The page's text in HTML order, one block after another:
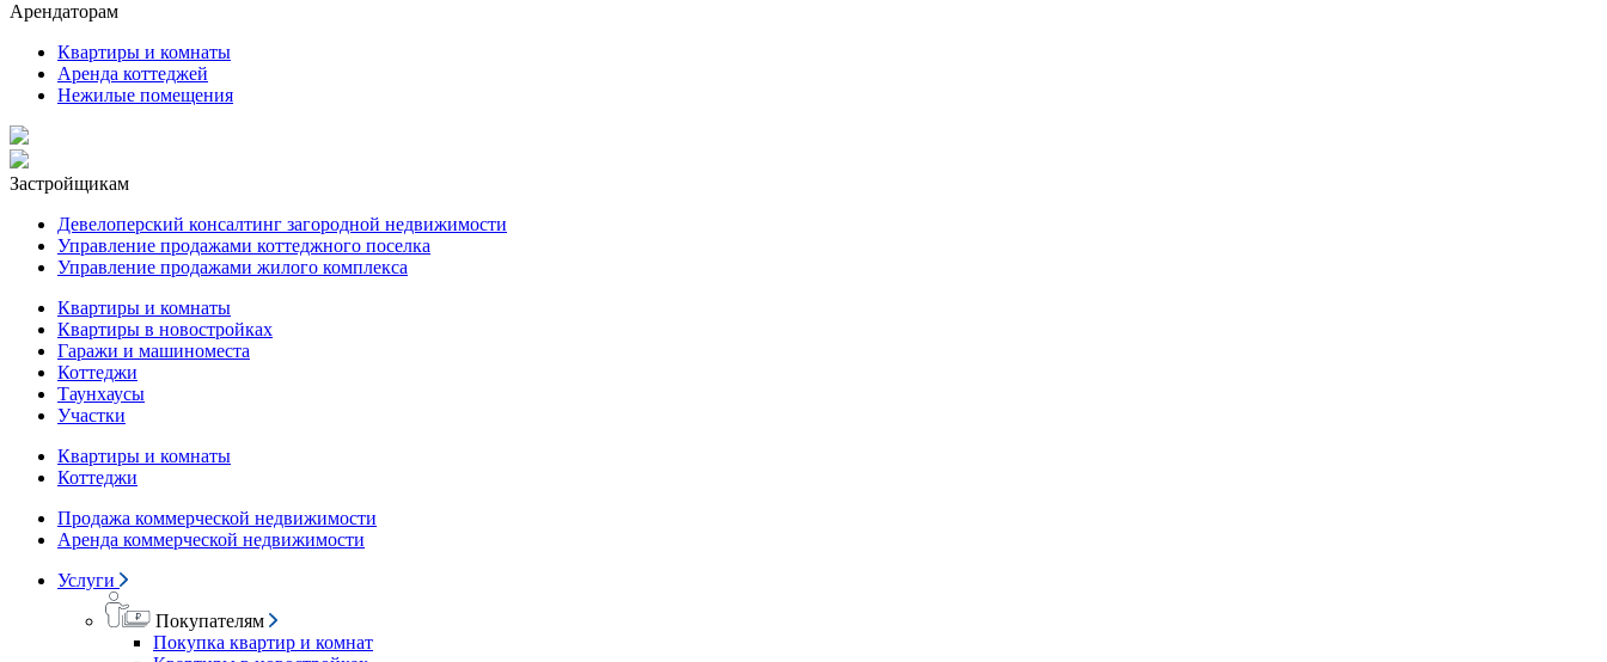
Арендаторам
Квартиры и комнаты
Аренда коттеджей
Нежилые помещения
Застройщикам
Девелоперский консалтинг загородной недвижимости
Управление продажами коттеджного поселка
Управление продажами жилого комплекса
Квартиры и комнаты
Квартиры в новостройках
Гаражи и машиноместа
Коттеджи
Таунхаусы
Участки
Квартиры и комнаты
Коттеджи
Продажа коммерческой недвижимости
Аренда коммерческой недвижимости
Услуги
Покупателям
Покупка квартир и комнат